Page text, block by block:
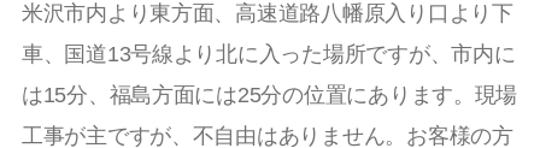
米沢市内より東方面、高速道路八幡原入り口より下
車、国道13号線より北に入った場所ですが、市内に
は15分、福島方面には25分の位置にあります。現場
工事が主ですが、不自由はありません。お客様の方